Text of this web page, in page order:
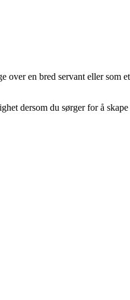
en bred servant eller som
dersom du sørger for å